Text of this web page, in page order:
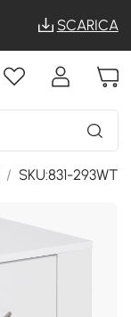
SCARICA
/ SKU:831-293WT